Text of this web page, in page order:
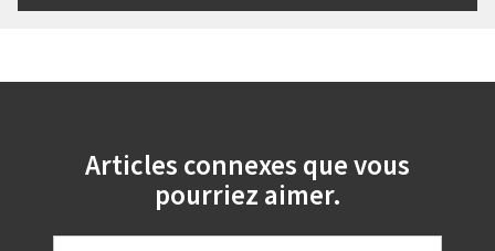
Articles connexes que vous
pourriez aimer.